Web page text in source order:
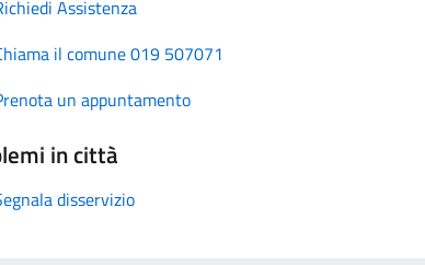
Assistenza
il comune 019 507071
un appuntamento
in città
disservizio